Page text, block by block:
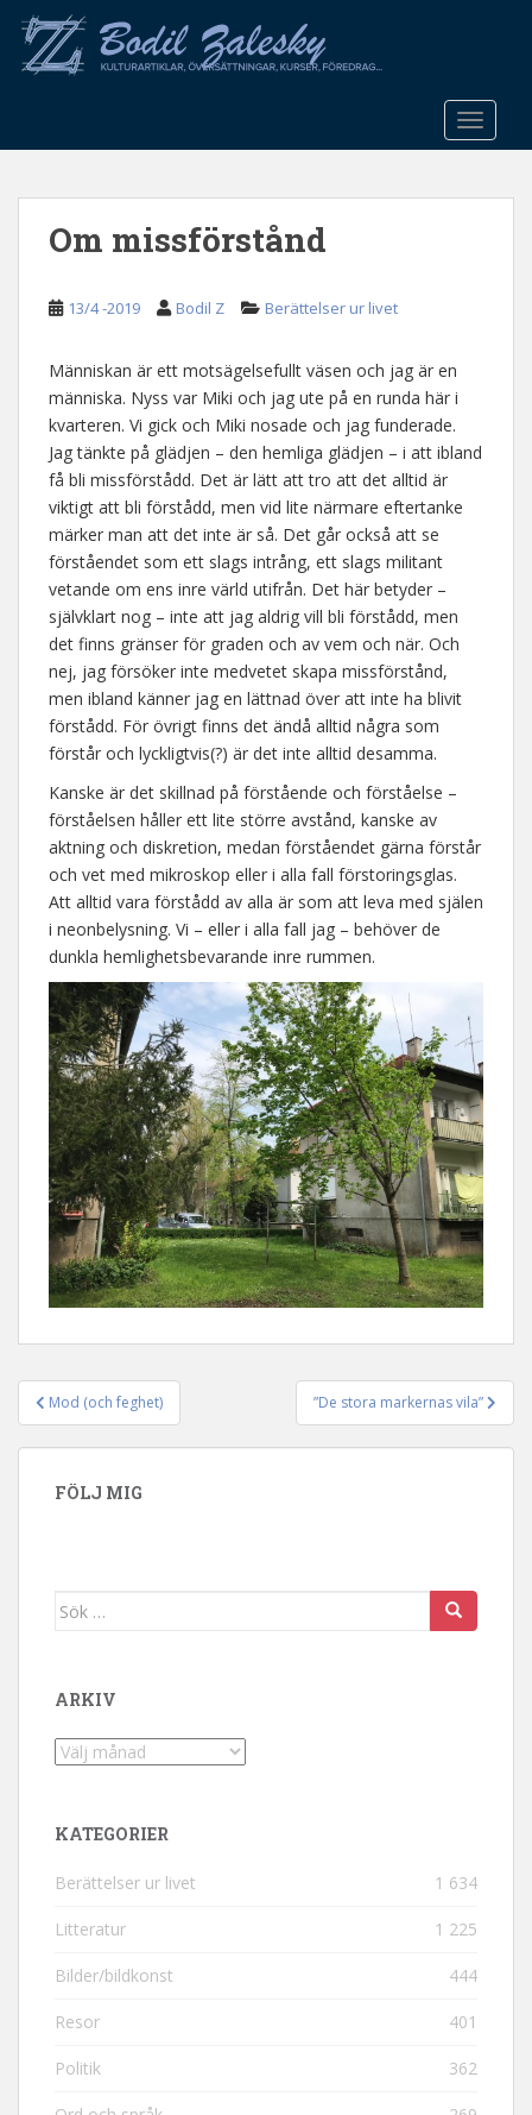
o
Om missförstånd
13/4 -2019 Bodil Z Berättelser ur livet
Människan är ett motsägelsefullt väsen och jag är en
människa. Nyss var Miki och jag ute på en runda här i
kvarteren. Vi gick och Miki nosade och jag funderade.
Jag tänkte på glädjen – den hemliga glädjen – i att ibland
få bli missförstådd. Det är lätt att tro att det alltid är
viktigt att bli förstådd, men vid lite närmare eftertanke
märker man att det inte är så. Det går också att se
förståendet som ett slags intrång, ett slags militant
vetande om ens inre värld utifrån. Det här betyder –
självklart nog – inte att jag aldrig vill bli förstådd, men
det finns gränser för graden och av vem och när. Och
nej, jag försöker inte medvetet skapa missförstånd,
men ibland känner jag en lättnad över att inte ha blivit
förstådd. För övrigt finns det ändå alltid några som
förstår och lyckligtvis(?) är det inte alltid desamma.
Kanske är det skillnad på förstående och förståelse –
förståelsen håller ett lite större avstånd, kanske av
aktning och diskretion, medan förståendet gärna förstår
och vet med mikroskop eller i alla fall förstoringsglas.
Att alltid vara förstådd av alla är som att leva med själen
i neonbelysning. Vi – eller i alla fall jag – behöver de
dunkla hemlighetsbevarande inre rummen.
Inläggsnavigering
Mod (och feghet) ”De stora markernas vila”
FÖLJ MIG
Sök efter:
ARKIV
Arkiv
KATEGORIER
Berättelser ur livet 1 634
Litteratur 1 225
Bilder/bildkonst 444
Resor 401
Politik 362